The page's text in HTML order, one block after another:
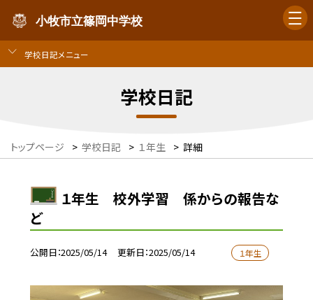
小牧市立篠岡中学校
学校日記メニュー
学校日記
トップページ > 学校日記 > １年生 > 詳細
１年生 校外学習 係からの報告な
ど
公開日 2025/05/14 更新日 2025/05/14 １年生